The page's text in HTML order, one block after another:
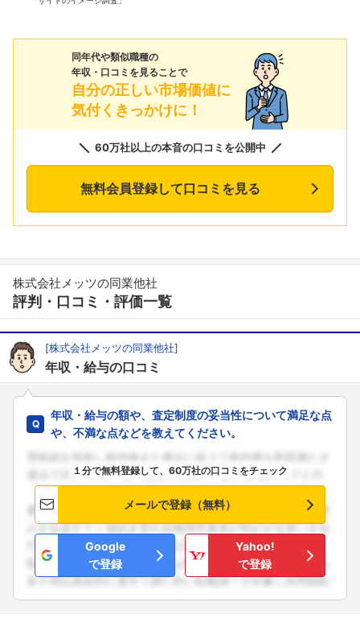
同年代や類似職種の
年収・口コミを見ることで
自分の正しい市場価値に
気付くきっかけに！
60万社以上の本音の口コミを公開中
無料会員登録して口コミを見る
株式会社メッツの同業他社
評判・口コミ・評価一覧
[株式会社メッツの同業他社]
年収・給与の口コミ
年収・給与の額や、査定制度の妥当性について満足な点
や、不満な点などを教えてください。
１分で無料登録して、60万社の口コミをチェック
メールで登録（無料）
Google
で登録
Yahoo!
で登録